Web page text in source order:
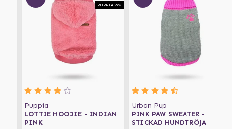
PUPPIA 25%
Puppia
LOTTIE HOODIE - INDIAN
PINK
Urban Pup
PINK PAW SWEATER -
STICKAD HUNDTRÖJA